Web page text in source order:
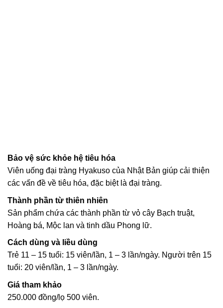
Bảo vệ sức khỏe hệ tiêu hóa
Viên uống đại tràng Hyakuso của Nhật Bản giúp cải thiện
các vấn đề về tiêu hóa, đặc biệt là đại tràng.
Thành phần từ thiên nhiên
Sản phẩm chứa các thành phần từ vỏ cây Bạch truật,
Hoàng bá, Mộc lan và tinh dầu Phong lữ.
Cách dùng và liều dùng
Trẻ 11 – 15 tuổi: 15 viên/lần, 1 – 3 lần/ngày. Người trên 15
tuổi: 20 viên/lần, 1 – 3 lần/ngày.
Giá tham khảo
250.000 đồng/lọ 500 viên.